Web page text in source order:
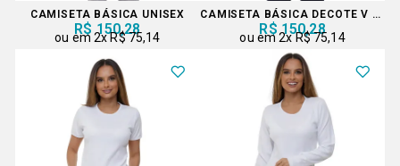
CAMISETA BÁSICA UNISEX
R$ 150,28
2xR$ 75,14
CAMISETA BÁSICA DECOTE V UNISEX
R$ 150,28
2xR$ 75,14